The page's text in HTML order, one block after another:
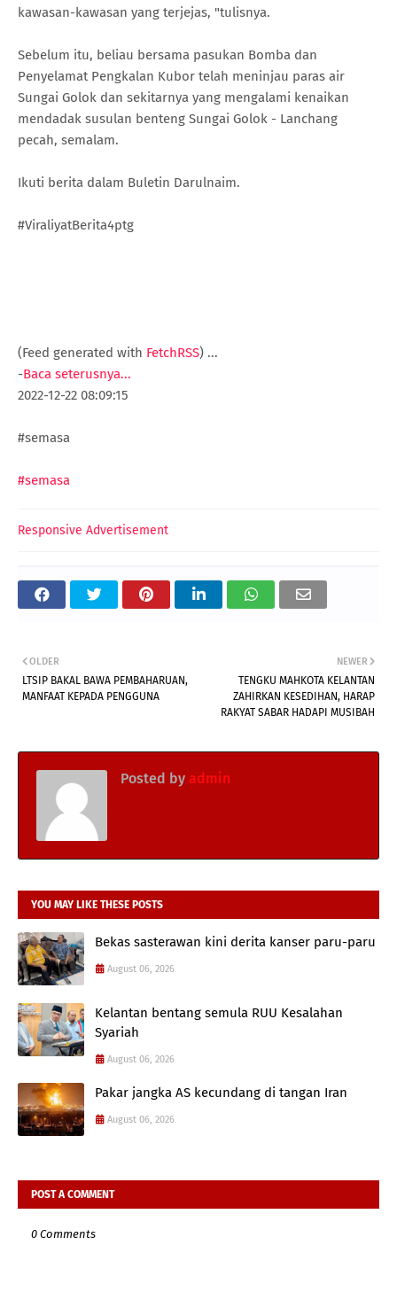
kawasan-kawasan yang terjejas, "tulisnya.
Sebelum itu, beliau bersama pasukan Bomba dan
Penyelamat Pengkalan Kubor telah meninjau paras air
Sungai Golok dan sekitarnya yang mengalami kenaikan
mendadak susulan benteng Sungai Golok - Lanchang
pecah, semalam.
Ikuti berita dalam Buletin Darulnaim.
#ViraliyatBerita4ptg
(Feed generated with FetchRSS) ...
-Baca seterusnya...
2022-12-22 08:09:15
#semasa
#semasa
Responsive Advertisement
NEWER
TENGKU MAHKOTA KELANTAN
ZAHIRKAN KESEDIHAN, HARAP
RAKYAT SABAR HADAPI MUSIBAH
OLDER
LTSIP BAKAL BAWA PEMBAHARUAN,
MANFAAT KEPADA PENGGUNA
Posted by admin
YOU MAY LIKE THESE POSTS
Bekas sasterawan kini derita kanser paru-paru
August 06, 2026
Kelantan bentang semula RUU Kesalahan
Syariah
August 06, 2026
Pakar jangka AS kecundang di tangan Iran
August 06, 2026
POST A COMMENT
0 Comments